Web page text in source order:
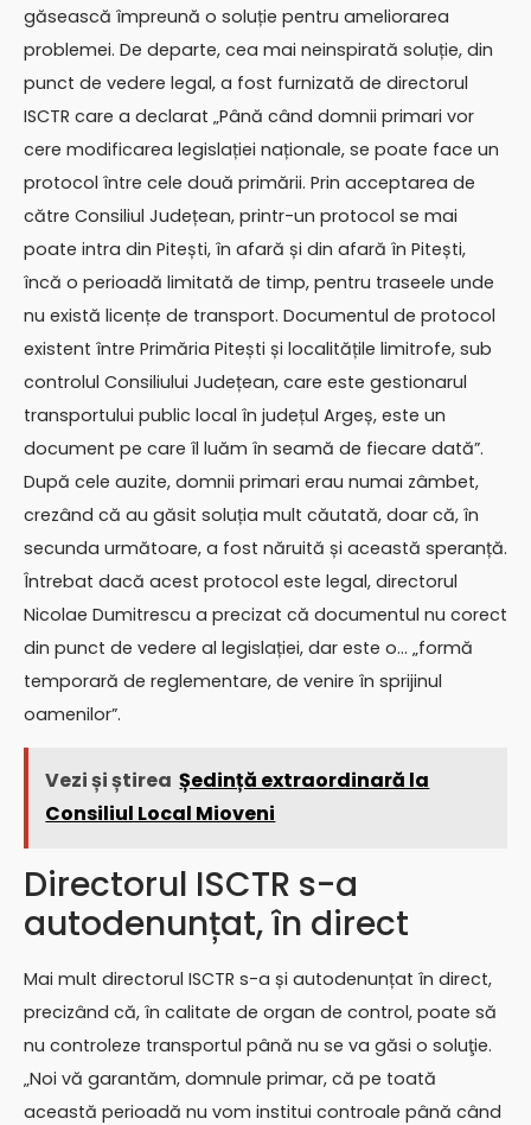
găsească împreună o soluție pentru ameliorarea
problemei. De departe, cea mai neinspirată soluție, din
punct de vedere legal, a fost furnizată de directorul
ISCTR care a declarat „Până când domnii primari vor
cere modificarea legislației naționale, se poate face un
protocol între cele două primării. Prin acceptarea de
către Consiliul Județean, printr-un protocol se mai
poate intra din Pitești, în afară și din afară în Pitești,
încă o perioadă limitată de timp, pentru traseele unde
nu există licențe de transport. Documentul de protocol
existent între Primăria Pitești și localitățile limitrofe, sub
controlul Consiliului Județean, care este gestionarul
transportului public local în județul Argeș, este un
document pe care îl luăm în seamă de fiecare dată”.
După cele auzite, domnii primari erau numai zâmbet,
crezând că au găsit soluția mult căutată, doar că, în
secunda următoare, a fost năruită și această speranță.
Întrebat dacă acest protocol este legal, directorul
Nicolae Dumitrescu a precizat că documentul nu corect
din punct de vedere al legislației, dar este o… „formă
temporară de reglementare, de venire în sprijinul
oamenilor”.
Vezi și știrea Ședință extraordinară la
Consiliul Local Mioveni
Directorul ISCTR s-a
autodenunțat, în direct
Mai mult directorul ISCTR s-a și autodenunțat în direct,
precizând că, în calitate de organ de control, poate să
nu controleze transportul până nu se va găsi o soluţie.
„Noi vă garantăm, domnule primar, că pe toată
această perioadă nu vom institui controale până când